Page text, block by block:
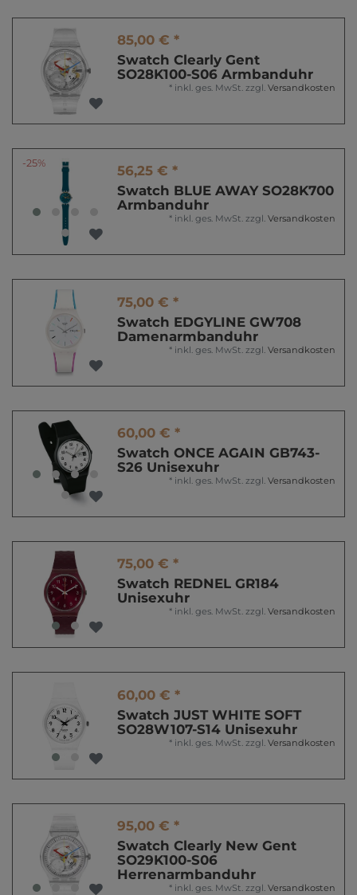
85,00 € *
Swatch Clearly Gent
SO28K100-S06 Armbanduhr
* inkl. ges. MwSt. zzgl. Versandkosten
-25%
56,25 € *
Swatch BLUE AWAY SO28K700
Armbanduhr
* inkl. ges. MwSt. zzgl. Versandkosten
75,00 € *
Swatch EDGYLINE GW708
Damenarmbanduhr
* inkl. ges. MwSt. zzgl. Versandkosten
60,00 € *
Swatch ONCE AGAIN GB743-
S26 Unisexuhr
* inkl. ges. MwSt. zzgl. Versandkosten
75,00 € *
Swatch REDNEL GR184
Unisexuhr
* inkl. ges. MwSt. zzgl. Versandkosten
60,00 € *
Swatch JUST WHITE SOFT
SO28W107-S14 Unisexuhr
* inkl. ges. MwSt. zzgl. Versandkosten
95,00 € *
Swatch Clearly New Gent
SO29K100-S06
Herrenarmbanduhr
* inkl. ges. MwSt. zzgl. Versandkosten